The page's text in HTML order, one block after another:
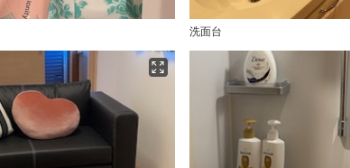
洗面台